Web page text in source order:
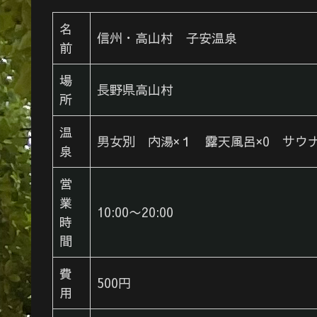
名
前
信州・高山村 子安温泉
場
所
長野県高山村
温
泉
男女別 内湯×１ 露天風呂×0 サウ
営
業
時
間
10:00〜20:00
費
用
500円